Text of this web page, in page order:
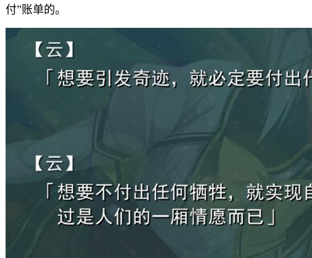
付”账单的。